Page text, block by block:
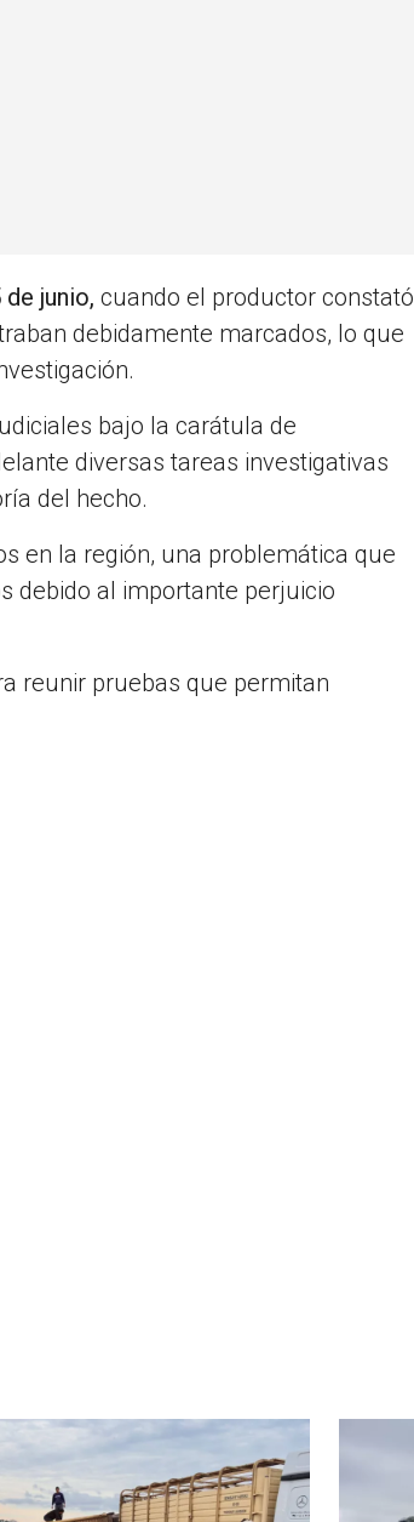
junio, cuando el productor constató
debidamente marcados, lo que
bajo la carátula de
diversas tareas investigativas
del hecho.
en la región, una problemática que
debido al importante perjuicio
reunir pruebas que permitan